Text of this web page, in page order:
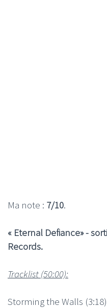
Ma note : 7/10.
« Eternal Defiance» -
Records.
Tracklist (50:00):
Storming the Walls (3:18)